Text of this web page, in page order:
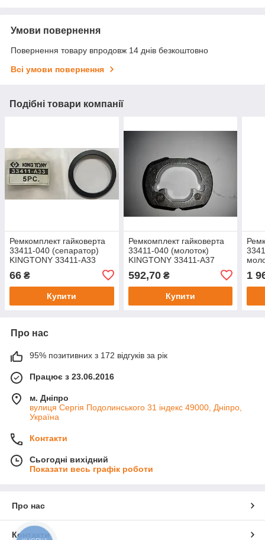
Умови повернення
Повернення товару впродовж 14 днів безкоштовно
Всі умови повернення
Подібні товари компанії
Ремкомплект гайковерта
33411-040 (сепаратор)
KINGTONY 33411-A33
66 ₴
Купити
Ремкомплект гайковерта
33411-040 (молоток)
KINGTONY 33411-A37
592,70₴
Купити
1
Про нас
95% позитивних з 172 відгуків за рік
Працює з 23.06.2016
м. Дніпро
вулиця Сергія Подолинського 31 індекс 49000, Дніпро,
Україна
Контакти
Сьогодні вихідний
Показати весь графік роботи
Про нас
Контакти